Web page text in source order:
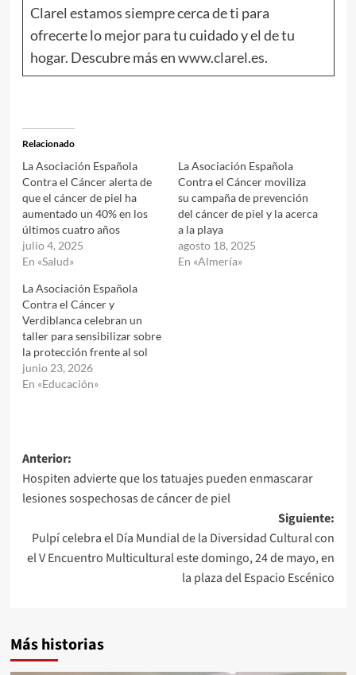
Clarel estamos siempre cerca de ti para
ofrecerte lo mejor para tu cuidado y el de tu
hogar. Descubre más enwww.clarel.es.
Relacionado
La Asociación Española
Contra el Cáncer alerta de
que el cáncer de piel ha
aumentado un 40% en los
últimos cuatro años
julio 4, 2025
En «Salud»
La Asociación Española
Contra el Cáncer moviliza
su campaña de prevención
del cáncer de piel y la acerca
a la playa
agosto 18, 2025
En «Almería»
La Asociación Española
Contra el Cáncer y
Verdiblanca celebran un
taller para sensibilizar sobre
la protección frente al sol
junio 23, 2026
En «Educación»
Navegación
de
entradas
Anterior:
Hospiten advierte que los tatuajes pueden enmascarar
lesiones sospechosas de cáncer de piel
Siguiente:
Pulpí celebra el Día Mundial de la Diversidad Cultural con
el V Encuentro Multicultural este domingo, 24 de mayo, en
la plaza del Espacio Escénico
Más historias